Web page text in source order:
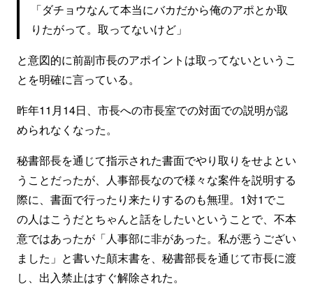
「ダチョウなんて本当にバカだから俺のアポとか取
りたがって。取ってないけど」
と意図的に前副市長のアポイントは取ってないというこ
とを明確に言っている。
昨年11月14日、市長への市長室での対面での説明が認
められなくなった。
秘書部長を通じて指示された書面でやり取りをせよとい
うことだったが、人事部長なので様々な案件を説明する
際に、書面で行ったり来たりするのも無理。1対1でこ
の人はこうだとちゃんと話をしたいということで、不本
意ではあったが「人事部に非があった。私が悪うござい
ました」と書いた顛末書を、秘書部長を通じて市長に渡
し、出入禁止はすぐ解除された。